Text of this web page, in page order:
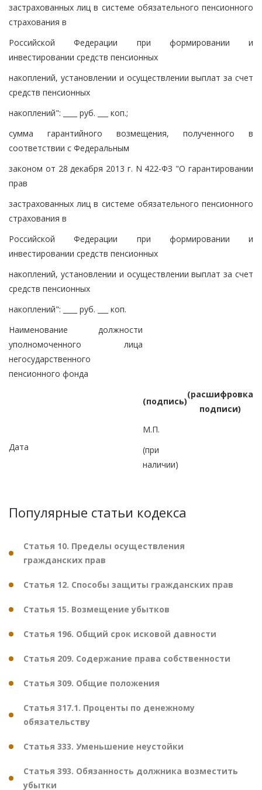
застрахованных лиц в системе обязательного пенсионного
страхования в
Российской Федерации при формировании и
инвестировании средств пенсионных
накоплений, установлении и осуществлении выплат за счет
средств пенсионных
накоплений": ____ руб. ___ коп.;
сумма гарантийного возмещения, полученного в
соответствии с Федеральным
законом от 28 декабря 2013 г. N 422-ФЗ "О гарантировании
прав
застрахованных лиц в системе обязательного пенсионного
страхования в
Российской Федерации при формировании и
инвестировании средств пенсионных
накоплений, установлении и осуществлении выплат за счет
средств пенсионных
накоплений": ____ руб. ___ коп.
Наименование должности
уполномоченного лица
негосударственного
пенсионного фонда
(подпись)
(расшифровка
подписи)
Дата
М.П.
(при
наличии)
Популярные статьи кодекса
Статья 10. Пределы осуществления
гражданских прав
Статья 12. Способы защиты гражданских прав
Статья 15. Возмещение убытков
Статья 196. Общий срок исковой давности
Статья 209. Содержание права собственности
Статья 309. Общие положения
Статья 317.1. Проценты по денежному
обязательству
Статья 333. Уменьшение неустойки
Статья 393. Обязанность должника возместить
убытки